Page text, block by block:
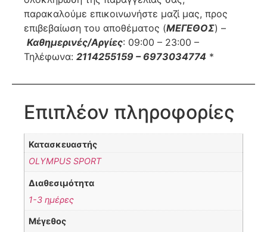
παρακαλούμε επικοινωνήστε μαζί μας, προς
επιβεβαίωση του αποθέματος (ΜΕΓΕΘΟΣ) –
Καθημερινές/Αργίες: 09:00 – 23:00 –
Τηλέφωνα: 2114255159 – 6973034774 *
Επιπλέον πληροφορίες
Κατασκευαστής
OLYMPUS SPORT
Διαθεσιμότητα
1-3 ημέρες
Μέγεθος